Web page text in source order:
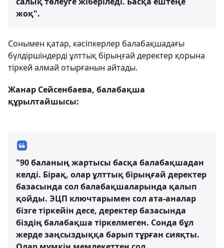
жоқ".
Сонымен қатар, кәсіпкерлер балабақшадағы
бүлдіршіндерді ұлттық бірыңғай деректер қорына
тіркей алмай отырғанын айтады.
Жанар Сейсенбаева, балабақша
құрылтайшысы:
"90 баланың жартысы басқа балабақшадан
келді. Бірақ, олар ұлттық бірыңғай деректер
базасында сол балабақшаларында қалып
қойды. ЭЦП ключтарымен сол ата-аналар
бізге тіркейін десе, деректер базасында
біздің балабақша тіркелмеген. Сонда бұл
жерде заңсыздыққа барып тұрған сияқты.